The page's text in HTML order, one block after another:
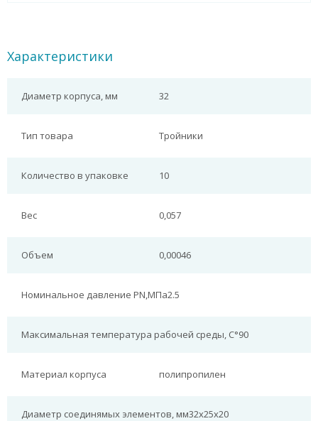
Характеристики
Диаметр корпуса, мм 32
Тип товара Тройники
Количество в упаковке 10
Вес 0,057
Объем 0,00046
Номинальное давление PN,МПа2.5
Максимальная температура рабочей среды, С°90
Материал корпуса полипропилен
Диаметр соединямых элементов, мм32х25х20